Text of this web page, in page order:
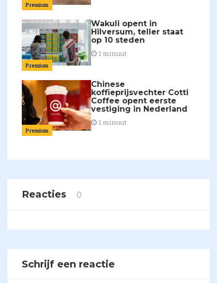
Premium
Premium
Wakuli opent in
Hilversum, teller staat
op 10 steden
1 minuut
Premium
Chinese
koffieprijsvechter Cotti
Coffee opent eerste
vestiging in Nederland
1 minuut
Reacties 0
Schrijf een reactie